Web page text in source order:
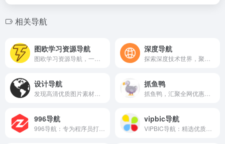
相关导航
图欧学习资源导航 深度导航
设计导航 抓鱼鸭
996导航 vipbic导航